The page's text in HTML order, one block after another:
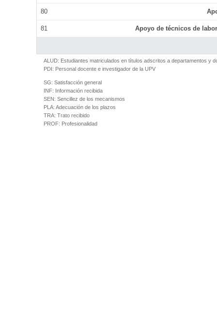
80
81 Apoyo de técnicos de
ALUD: Estudiantes matriculados en títulos adscritos a departamentos y
PDI: Personal docente e investigador de la UPV
SG: Satisfacción general
INF: Información recibida
SEN: Sencillez de los mecanismos
PLA: Adecuación de los plazos
TRA: Trato recibido
PROF: Profesionalidad